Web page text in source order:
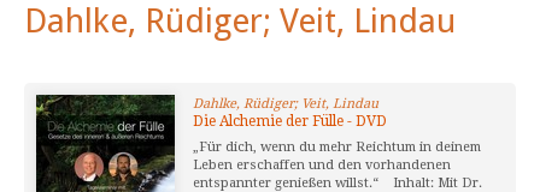
Dahlke, Rüdiger; Veit, Lindau
Dahlke, Rüdiger; Veit, Lindau
Die Alchemie der Fülle - DVD
„Für dich, wenn du mehr Reichtum in deinem
Leben erschaffen und den vorhandenen
entspannter genießen willst.“ Inhalt: Mit Dr.